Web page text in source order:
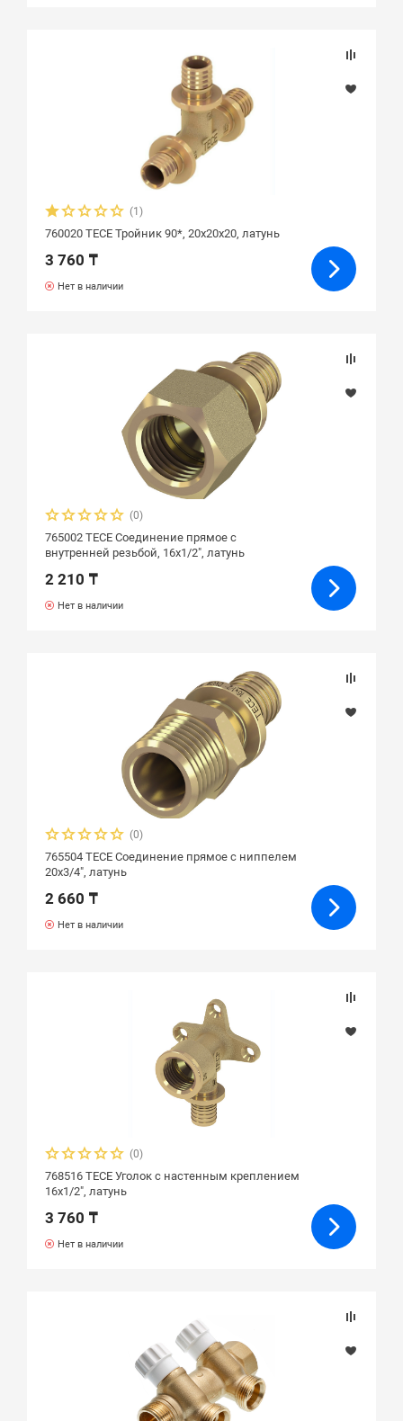
(1)
760020 ТЕСЕ Тройник 90*, 20х20х20, латунь
3 760 ₸
Нет в наличии
(0)
765002 ТЕСЕ Соединение прямое с
внутренней резьбой, 16х1/2", латунь
2 210 ₸
Нет в наличии
(0)
765504 ТЕСЕ Соединение прямое с ниппелем
20х3/4", латунь
2 660 ₸
Нет в наличии
(0)
768516 ТЕСЕ Уголок с настенным креплением
16х1/2", латунь
3 760 ₸
Нет в наличии